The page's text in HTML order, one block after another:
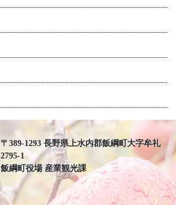
〒389-1293 長野県上水内郡飯綱町大字牟礼
2795-1
飯綱町役場 産業観光課